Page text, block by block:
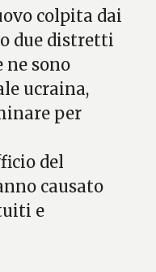
colpita dai
due distretti
ne sono
ucraina,
per
del
causato
e